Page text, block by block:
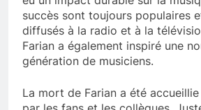
succès sont toujours populaires
diffusés à la radio et à la
Farian a également inspiré une
génération de musiciens.
La mort de Farian a été